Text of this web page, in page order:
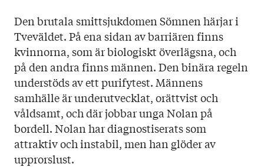
Den brutala smittsjukdomen Sömnen härjar i
Tveväldet. På ena sidan av barriären finns
kvinnorna, som är biologiskt överlägsna, och
på den andra finns männen. Den binära regeln
understöds av ett purifytest. Männens
samhälle är underutvecklat, orättvist och
våldsamt, och där jobbar unga Nolan på
bordell. Nolan har diagnostiserats som
attraktiv och instabil, men han glöder av
upprorslust.